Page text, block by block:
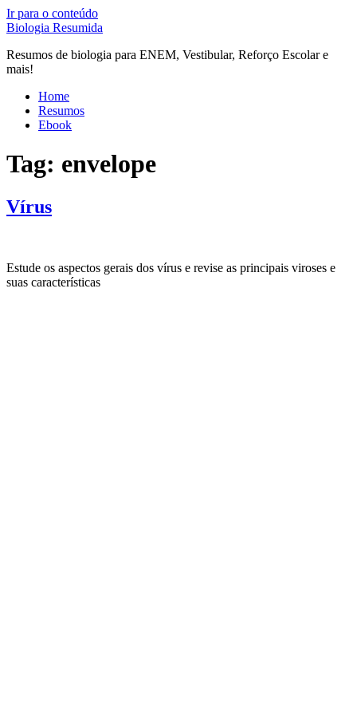
Ir para o conteúdo
Biologia Resumida
Resumos de biologia para ENEM, Vestibular, Reforço Escolar e
mais!
Home
Resumos
Ebook
Tag: envelope
Vírus
Estude os aspectos gerais dos vírus e revise as principais viroses e
suas características